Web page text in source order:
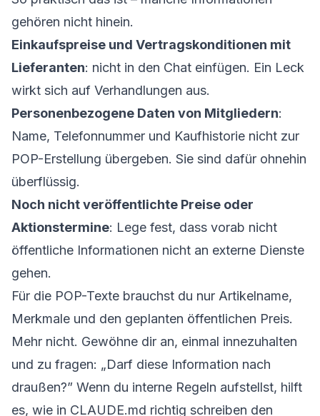
gehören nicht hinein.
Einkaufspreise und Vertragskonditionen mit
Lieferanten: nicht in den Chat einfügen. Ein Leck
wirkt sich auf Verhandlungen aus.
Personenbezogene Daten von Mitgliedern:
Name, Telefonnummer und Kaufhistorie nicht zur
POP-Erstellung übergeben. Sie sind dafür ohnehin
überflüssig.
Noch nicht veröffentlichte Preise oder
Aktionstermine: Lege fest, dass vorab nicht
öffentliche Informationen nicht an externe Dienste
gehen.
Für die POP-Texte brauchst du nur Artikelname,
Merkmale und den geplanten öffentlichen Preis.
Mehr nicht. Gewöhne dir an, einmal innezuhalten
und zu fragen: „Darf diese Information nach
draußen?” Wenn du interne Regeln aufstellst, hilft
es, wie in CLAUDE.md richtig schreiben den